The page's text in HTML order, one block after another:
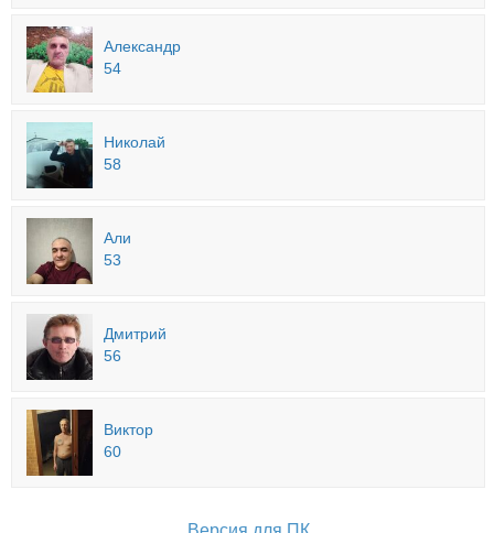
Александр
54
Николай
58
Али
53
Дмитрий
56
Виктор
60